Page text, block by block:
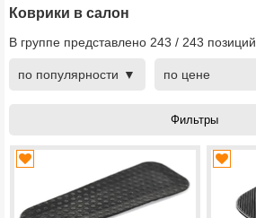
Коврики в салон
В группе представлено 243 / 243 позиций
по популярности по цене